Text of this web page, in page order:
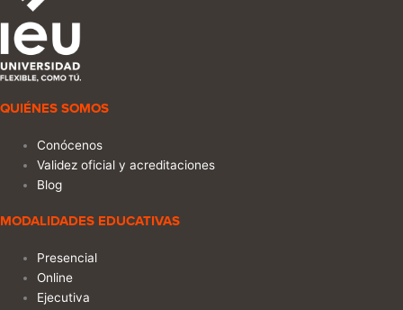
QUIÉNES SOMOS
Conócenos
Validez oficial y acreditaciones
Blog
MODALIDADES EDUCATIVAS
Presencial
Online
Ejecutiva